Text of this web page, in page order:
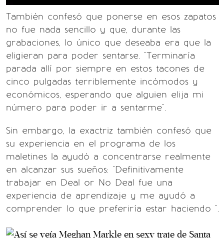
También confesó que ponerse en esos zapatos
no fue nada sencillo y que, durante las
grabaciones, lo único que deseaba era que la
eligieran para poder sentarse. "Terminaría
parada allí por siempre en estos tacones de
cinco pulgadas terriblemente incómodos y
económicos, esperando que alguien elija mi
número para poder ir a sentarme".
Sin embargo, la exactriz también confesó que
su experiencia en el programa de los
maletines la ayudó a concentrarse realmente
en alcanzar sus sueños: "Definitivamente
trabajar en Deal or No Deal fue una
experiencia de aprendizaje y me ayudó a
comprender lo que preferiría estar haciendo ".